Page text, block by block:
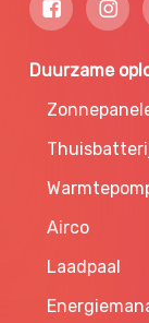
Duurzame
Airco
Laadpaal